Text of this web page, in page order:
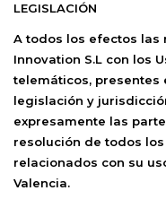
LEGISLACIÓN
A todos los efectos las
Innovation S.L con los
telemáticos, presentes
legislación y
expresamente las
resolución de todos
relacionados con su
Valencia.